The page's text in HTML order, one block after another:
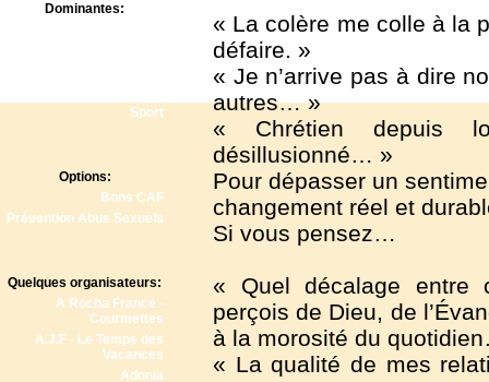
Dominantes:
Sport
Options:
Bons CAF
Prévention Abus Sexuels
Quelques organisateurs:
A Rocha France -
Courmettes
A.J.F - Le Temps des
Vacances
Adonia
« La colère me colle à la
défaire. »
« Je n’arrive pas à dire
autres… »
« Chrétien depuis
désillusionné… »
Pour dépasser un
changement réel et
Si vous pensez…
« Quel décalage entre
perçois de Dieu, de
à la morosité du
« La qualité de mes